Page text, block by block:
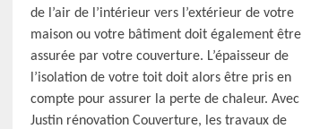
de l’air de l’intérieur vers l’extérieur de votre
maison ou votre bâtiment doit également être
assurée par votre couverture. L’épaisseur de
l’isolation de votre toit doit alors être pris en
compte pour assurer la perte de chaleur. Avec
Justin rénovation Couverture, les travaux de